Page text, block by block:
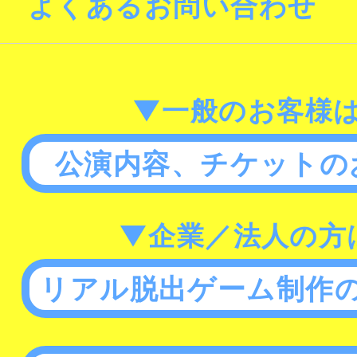
▼一般のお客様
公演内容、チケット
▼企業／法人の方
リアル脱出ゲーム制作